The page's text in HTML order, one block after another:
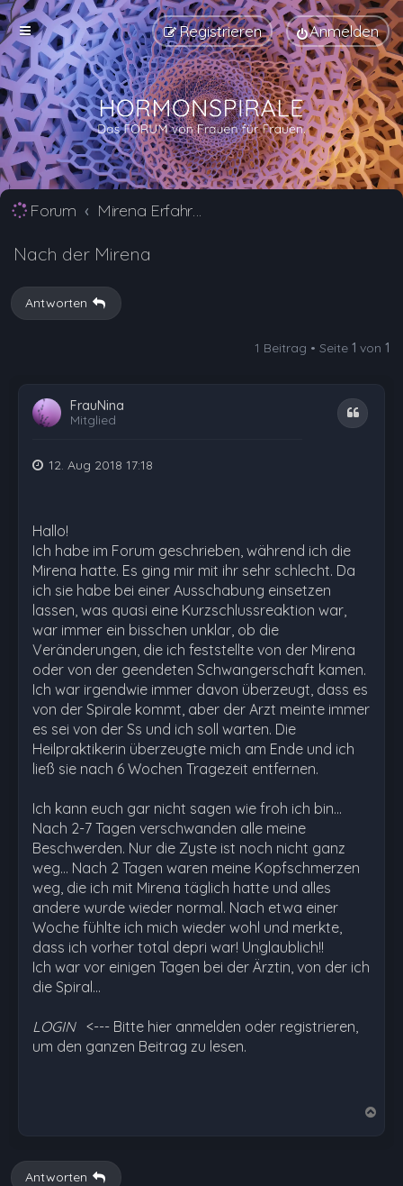
Anmelden
Registrieren
Forum Mirena Erfahrungsberichte und Nebenwirkungen
Nach der Mirena
Antworten
1 Beitrag • Seite 1 von 1
FrauNina
Mitglied
Zitat
12. Aug 2018 17:18
Hallo!
Ich habe im Forum geschrieben, während ich die
Mirena hatte. Es ging mir mit ihr sehr schlecht. Da
ich sie habe bei einer Ausschabung einsetzen
lassen, was quasi eine Kurzschlussreaktion war,
war immer ein bisschen unklar, ob die
Veränderungen, die ich feststellte von der Mirena
oder von der geendeten Schwangerschaft kamen.
Ich war irgendwie immer davon überzeugt, dass es
von der Spirale kommt, aber der Arzt meinte immer
es sei von der Ss und ich soll warten. Die
Heilpraktikerin überzeugte mich am Ende und ich
ließ sie nach 6 Wochen Tragezeit entfernen.
Ich kann euch gar nicht sagen wie froh ich bin...
Nach 2-7 Tagen verschwanden alle meine
Beschwerden. Nur die Zyste ist noch nicht ganz
weg... Nach 2 Tagen waren meine Kopfschmerzen
weg, die ich mit Mirena täglich hatte und alles
andere wurde wieder normal. Nach etwa einer
Woche fühlte ich mich wieder wohl und merkte,
dass ich vorher total depri war! Unglaublich!!
Ich war vor einigen Tagen bei der Ärztin, von der ich
die Spiral…
LOGIN <--- Bitte hier anmelden oder registrieren,
um den ganzen Beitrag zu lesen.
Antworten